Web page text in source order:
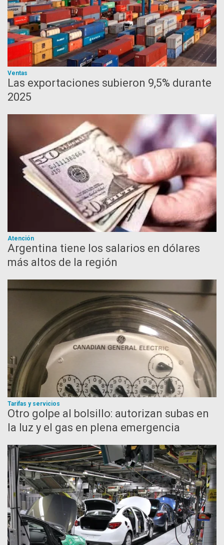
Ventas
Las exportaciones subieron 9,5% durante
2025
Atención
Argentina tiene los salarios en dólares
más altos de la región
Tarifas y servicios
Otro golpe al bolsillo: autorizan subas en
la luz y el gas en plena emergencia